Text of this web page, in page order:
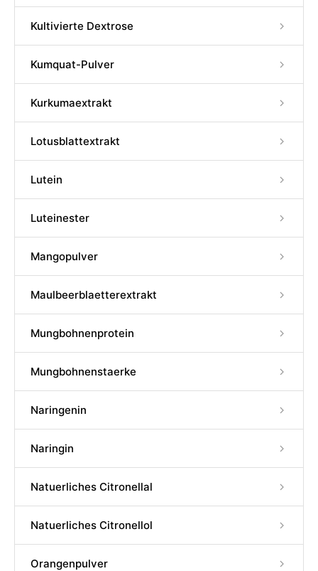
Kultivierte Dextrose
Kumquat-Pulver
Kurkumaextrakt
Lotusblattextrakt
Lutein
Luteinester
Mangopulver
Maulbeerblaetterextrakt
Mungbohnenprotein
Mungbohnenstaerke
Naringenin
Naringin
Natuerliches Citronellal
Natuerliches Citronellol
Orangenpulver